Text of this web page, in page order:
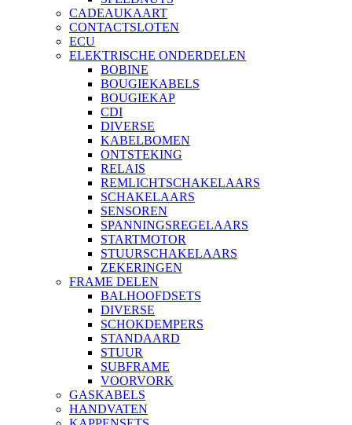
CADEAUKAART
CONTACTSLOTEN
ECU
ELEKTRISCHE ONDERDELEN
BOBINE
BOUGIEKABELS
BOUGIEKAP
CDI
DIVERSE
KABELBOMEN
ONTSTEKING
RELAIS
REMLICHTSCHAKELAARS
SCHAKELAARS
SENSOREN
SPANNINGSREGELAARS
STARTMOTOR
STUURSCHAKELAARS
ZEKERINGEN
FRAME DELEN
BALHOOFDSETS
DIVERSE
SCHOKDEMPERS
STANDAARD
STUUR
SUBFRAME
VOORVORK
GASKABELS
HANDVATEN